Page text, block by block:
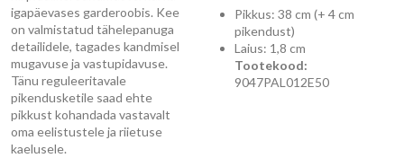
igapäevases garderoobis. Kee
on valmistatud tähelepanuga
detailidele, tagades kandmisel
mugavuse ja vastupidavuse.
Tänu reguleeritavale
pikendusketile saad ehte
pikkust kohandada vastavalt
oma eelistustele ja riietuse
kaelusele.
Pikkus: 38 cm (+ 4 cm
pikendust)
Laius: 1,8 cm
Tootekood:
9047PAL012E50